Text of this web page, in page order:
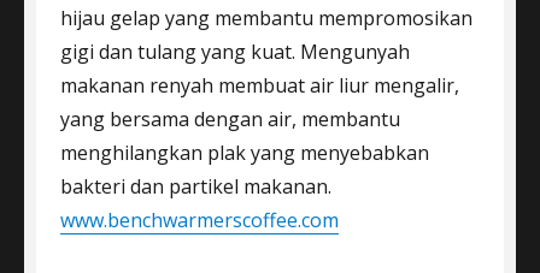
hijau gelap yang membantu mempromosikan
gigi dan tulang yang kuat. Mengunyah
makanan renyah membuat air liur mengalir,
yang bersama dengan air, membantu
menghilangkan plak yang menyebabkan
bakteri dan partikel makanan.
www.benchwarmerscoffee.com